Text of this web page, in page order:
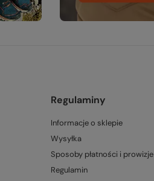
Regulaminy
Informacje o sklepie
Wysyłka
Sposoby płatności i prowizje
Regulamin